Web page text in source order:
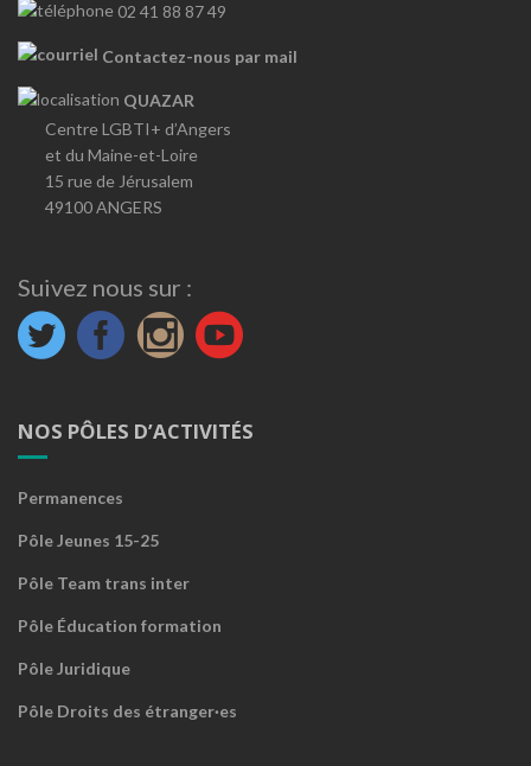
02 41 88 87 49
Contactez-nous par mail
QUAZAR
Centre LGBTI+ d’Angers
et du Maine-et-Loire
15 rue de Jérusalem
49100 ANGERS
Suivez nous sur :
NOS PÔLES D’ACTIVITÉS
Permanences
Pôle Jeunes 15-25
Pôle Team trans inter
Pôle Éducation formation
Pôle Juridique
Pôle Droits des étranger·es